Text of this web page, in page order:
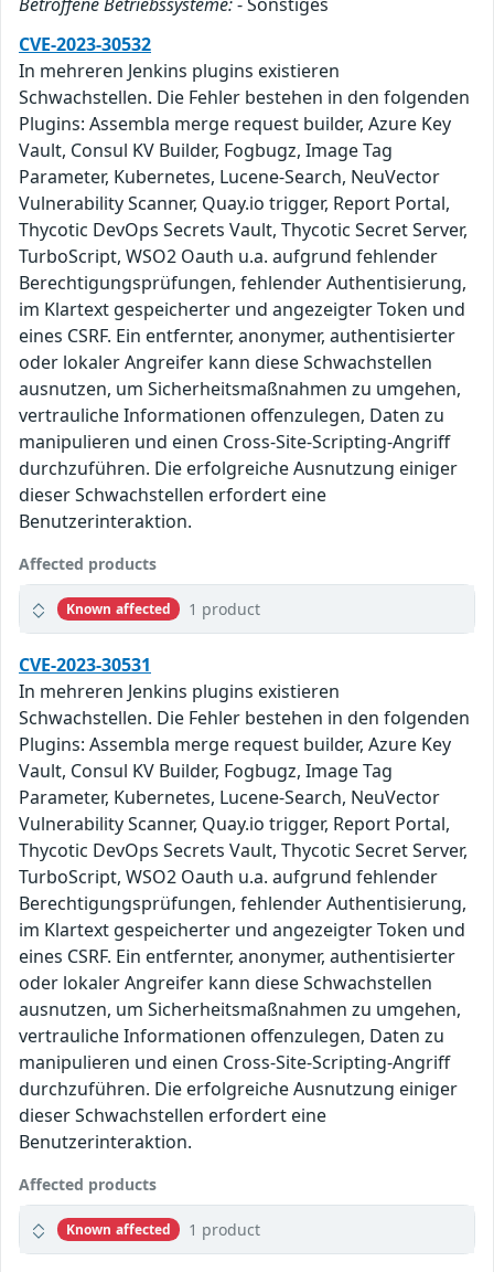
CVE-2023-30532
In mehreren Jenkins plugins existieren
Schwachstellen. Die Fehler bestehen in den folgenden
Plugins: Assembla merge request builder, Azure Key
Vault, Consul KV Builder, Fogbugz, Image Tag
Parameter, Kubernetes, Lucene-Search, NeuVector
Vulnerability Scanner, Quay.io trigger, Report Portal,
Thycotic DevOps Secrets Vault, Thycotic Secret Server,
TurboScript, WSO2 Oauth u.a. aufgrund fehlender
Berechtigungsprüfungen, fehlender Authentisierung,
im Klartext gespeicherter und angezeigter Token und
eines CSRF. Ein entfernter, anonymer, authentisierter
oder lokaler Angreifer kann diese Schwachstellen
ausnutzen, um Sicherheitsmaßnahmen zu umgehen,
vertrauliche Informationen offenzulegen, Daten zu
manipulieren und einen Cross-Site-Scripting-Angriff
durchzuführen. Die erfolgreiche Ausnutzung einiger
dieser Schwachstellen erfordert eine
Benutzerinteraktion.
Affected products
Known affected 1 product
CVE-2023-30531
In mehreren Jenkins plugins existieren
Schwachstellen. Die Fehler bestehen in den folgenden
Plugins: Assembla merge request builder, Azure Key
Vault, Consul KV Builder, Fogbugz, Image Tag
Parameter, Kubernetes, Lucene-Search, NeuVector
Vulnerability Scanner, Quay.io trigger, Report Portal,
Thycotic DevOps Secrets Vault, Thycotic Secret Server,
TurboScript, WSO2 Oauth u.a. aufgrund fehlender
Berechtigungsprüfungen, fehlender Authentisierung,
im Klartext gespeicherter und angezeigter Token und
eines CSRF. Ein entfernter, anonymer, authentisierter
oder lokaler Angreifer kann diese Schwachstellen
ausnutzen, um Sicherheitsmaßnahmen zu umgehen,
vertrauliche Informationen offenzulegen, Daten zu
manipulieren und einen Cross-Site-Scripting-Angriff
durchzuführen. Die erfolgreiche Ausnutzung einiger
dieser Schwachstellen erfordert eine
Benutzerinteraktion.
Affected products
Known affected 1 product